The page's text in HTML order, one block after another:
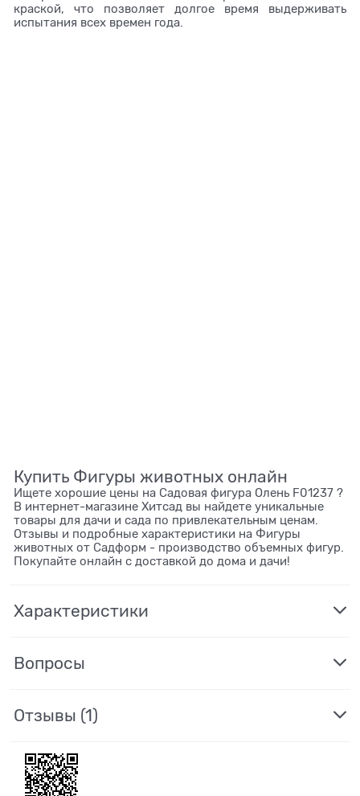
краской, что позволяет долгое время выдерживать
испытания всех времен года.
Купить Фигуры животных онлайн
Ищете хорошие цены на Садовая фигура Олень F01237 ?
В интернет-магазине Хитсад вы найдете уникальные
товары для дачи и сада по привлекательным ценам.
Отзывы и подробные характеристики на Фигуры
животных от Садформ - производство объемных фигур.
Покупайте онлайн с доставкой до дома и дачи!
Характеристики
Вопросы
Отзывы (1)